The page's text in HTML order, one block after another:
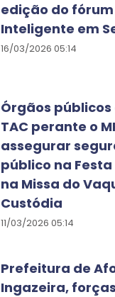
edição do
Inteligente em
16/03/2026 05:14
Órgãos
TAC perante o
assegurar
público na Festa
na Missa do
Custódia
11/03/2026 05:14
Prefeitura de
Ingazeira,